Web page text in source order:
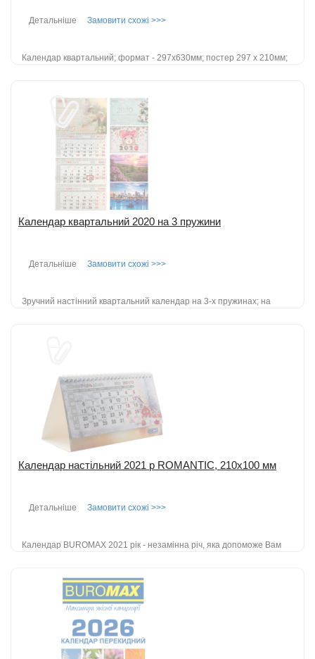
Замовити схожі >>>
Детальніше
Календар квартальний; формат - 297х630мм; постер 297 х 210мм;
Додати до порівняння
Календар квартальний 2020 на 3 пружини
Замовити схожі >>>
Детальніше
Зручний настінний квартальний календар на 3-х пружинах; на
Календар настільний 2021 р ROMANTIC, 210х100 мм
Замовити схожі >>>
Детальніше
Календар BUROMAX 2021 рік - незамінна річ, яка допоможе Вам
Додати до порівняння